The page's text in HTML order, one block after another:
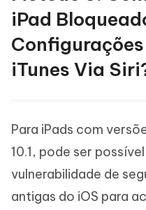
iPad
iTunes Via
Para iPads com
10.1, pode ser
vulnerabilidade de
antigas do iOS para